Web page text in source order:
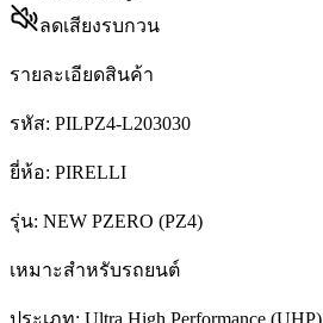
ลดเสียงรบกวน
รายละเอียดสินค้า
รหัส: PILPZ4-L203030
ยี่ห้อ: PIRELLI
รุ่น: NEW PZERO (PZ4)
เหมาะสำหรับรถยนต์
ประเภท: Ultra High Performance (UHP)